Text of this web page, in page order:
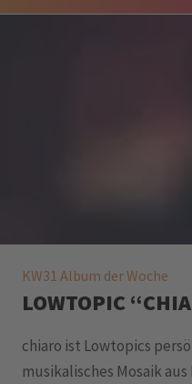
KW31 Album der Woche
LOWTOPIC
chiaro ist Lowtopics
musikalisches Mosaik